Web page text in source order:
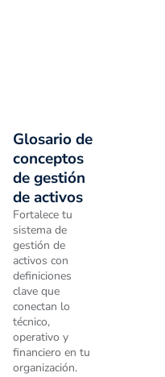
Glosario de
conceptos
de gestión
de activos
Fortalece tu
sistema de
gestión de
activos con
definiciones
clave que
conectan lo
técnico,
operativo y
financiero en tu
organización.